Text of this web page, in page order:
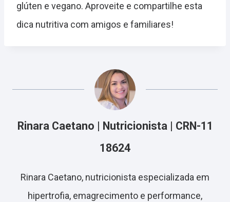
glúten e vegano. Aproveite e compartilhe esta
dica nutritiva com amigos e familiares!
Rinara Caetano | Nutricionista | CRN-11
18624
Rinara Caetano, nutricionista especializada em
hipertrofia, emagrecimento e performance,